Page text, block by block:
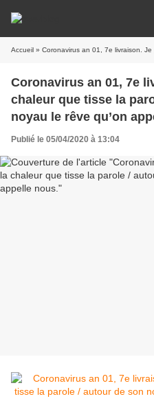
Accueil » Coronavirus an 01, 7e livraison. Je pense à la chaleur
Coronavirus an 01, 7e
chaleur que tisse la
noyau le rêve qu’on
Publié le 05/04/2020 à 13:04